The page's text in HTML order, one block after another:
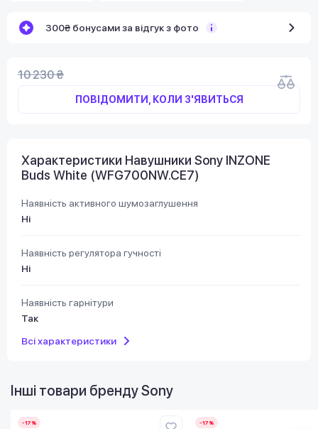
300₴ бонусами за відгук з фото
10 230 ₴
ПОВІДОМИТИ, КОЛИ З'ЯВИТЬСЯ
Характеристики Навушники Sony INZONE
Buds White (WFG700NW.CE7)
Наявність активного шумозаглушення
Ні
Наявність регулятора гучності
Ні
Наявність гарнітури
Так
Всі характеристики
Інші товари брендуSony
-17% -17%